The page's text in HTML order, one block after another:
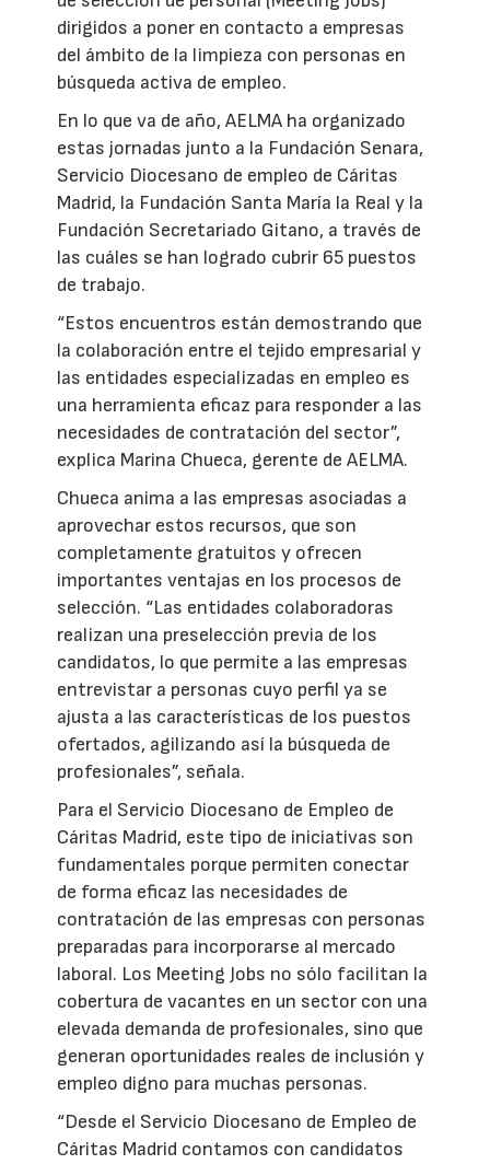
dirigidos a poner en contacto a empresas
del ámbito de la limpieza con personas en
búsqueda activa de empleo.
En lo que va de año, AELMA ha organizado
estas jornadas junto a la Fundación Senara,
Servicio Diocesano de empleo de Cáritas
Madrid, la Fundación Santa María la Real y la
Fundación Secretariado Gitano, a través de
las cuáles se han logrado cubrir 65 puestos
de trabajo.
“Estos encuentros están demostrando que
la colaboración entre el tejido empresarial y
las entidades especializadas en empleo es
una herramienta eficaz para responder a las
necesidades de contratación del sector”,
explica Marina Chueca, gerente de AELMA.
Chueca anima a las empresas asociadas a
aprovechar estos recursos, que son
completamente gratuitos y ofrecen
importantes ventajas en los procesos de
selección. “Las entidades colaboradoras
realizan una preselección previa de los
candidatos, lo que permite a las empresas
entrevistar a personas cuyo perfil ya se
ajusta a las características de los puestos
ofertados, agilizando así la búsqueda de
profesionales”, señala.
Para el Servicio Diocesano de Empleo de
Cáritas Madrid, este tipo de iniciativas son
fundamentales porque permiten conectar
de forma eficaz las necesidades de
contratación de las empresas con personas
preparadas para incorporarse al mercado
laboral. Los Meeting Jobs no sólo facilitan la
cobertura de vacantes en un sector con una
elevada demanda de profesionales, sino que
generan oportunidades reales de inclusión y
empleo digno para muchas personas.
“Desde el Servicio Diocesano de Empleo de
Cáritas Madrid contamos con candidatos